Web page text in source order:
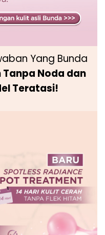
Yang Bunda
Tanpa Noda dan
Teratasi!